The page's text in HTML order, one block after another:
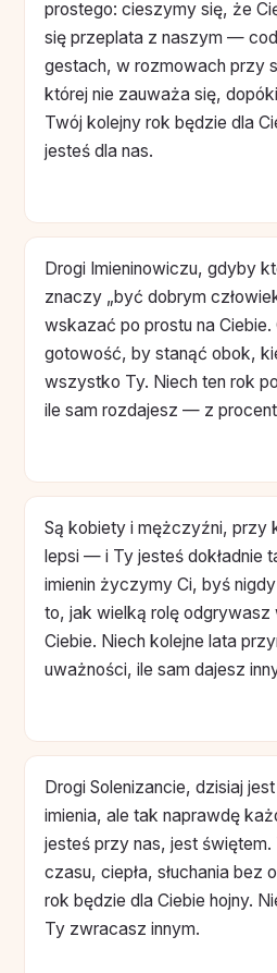
prostego: cieszymy się, że
się przeplata z naszym —
gestach, w rozmowach przy
której nie zauważa się,
Twój kolejny rok będzie dla
jesteś dla nas.
Drogi Imieninowiczu, gdyby
znaczy „być dobrym
wskazać po prostu na
gotowość, by stanąć obok,
wszystko Ty. Niech ten rok
ile sam rozdajesz — z
Są kobiety i mężczyźni, przy
lepsi — i Ty jesteś dokładnie
imienin życzymy Ci, byś
to, jak wielką rolę odgrywasz
Ciebie. Niech kolejne lata
uważności, ile sam dajesz
Drogi Solenizancie, dzisiaj
imienia, ale tak naprawdę
jesteś przy nas, jest
czasu, ciepła, słuchania bez
rok będzie dla Ciebie hojny.
Ty zwracasz innym.